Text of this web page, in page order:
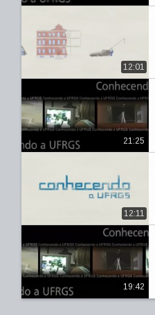
12:01
21:25
12:11
19:42